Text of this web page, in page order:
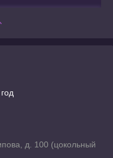
д. 100 (цокольный